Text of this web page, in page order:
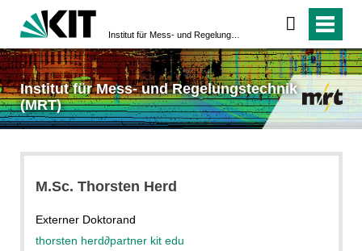
Institut für Mess- und Regelungstechnik
(MRT)
M.Sc. Thorsten Herd
Externer Doktorand
thorsten herd∂partner kit edu